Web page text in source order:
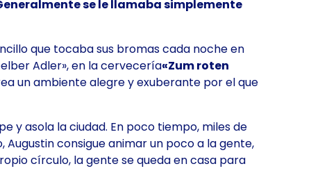
se le llamaba simplemente
que tocaba sus bromas cada noche en
Adler», en la cervecería«Zum roten
un ambiente alegre y exuberante por el que
y asola la ciudad. En poco tiempo, miles de
consigue animar un poco a la gente,
círculo, la gente se queda en casa para